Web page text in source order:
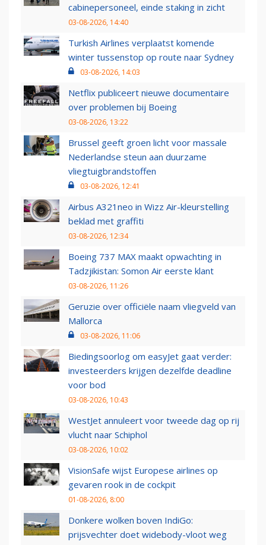
cabinepersoneel, einde staking in zicht
03-08-2026, 14:40
Turkish Airlines verplaatst komende
winter tussenstop op route naar Sydney
03-08-2026, 14:03
Netflix publiceert nieuwe documentaire
over problemen bij Boeing
03-08-2026, 13:22
Brussel geeft groen licht voor massale
Nederlandse steun aan duurzame
vliegtuigbrandstoffen
03-08-2026, 12:41
Airbus A321neo in Wizz Air-kleurstelling
beklad met graffiti
03-08-2026, 12:34
Boeing 737 MAX maakt opwachting in
Tadzjikistan: Somon Air eerste klant
03-08-2026, 11:26
Geruzie over officiële naam vliegveld van
Mallorca
03-08-2026, 11:06
Biedingsoorlog om easyJet gaat verder:
investeerders krijgen dezelfde deadline
voor bod
03-08-2026, 10:43
WestJet annuleert voor tweede dag op rij
vlucht naar Schiphol
03-08-2026, 10:02
VisionSafe wijst Europese airlines op
gevaren rook in de cockpit
01-08-2026, 8:00
Donkere wolken boven IndiGo:
prijsvechter doet widebody-vloot weg